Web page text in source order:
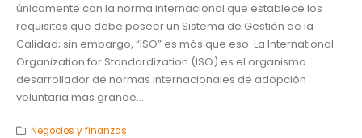
únicamente con la norma internacional que establece los
requisitos que debe poseer un Sistema de Gestión de la
Calidad; sin embargo, “ISO” es más que eso. La International
Organization for Standardization (ISO) es el organismo
desarrollador de normas internacionales de adopción
voluntaria más grande...
Negocios y finanzas